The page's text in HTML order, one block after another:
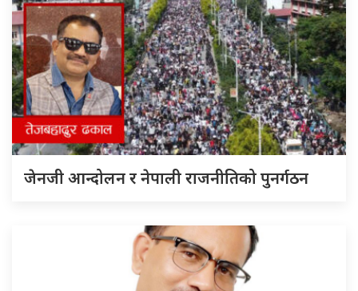
जेनजी आन्दोलन र नेपाली राजनीतिको पुनर्गठन